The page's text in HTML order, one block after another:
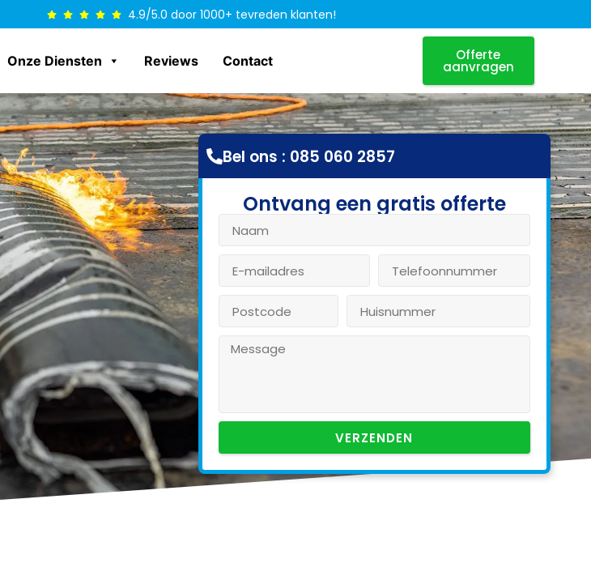
4.9/5.0 door 1000+ tevreden klanten!
Onze Diensten Reviews Contact Offerte
aanvragen
Bel ons : 085 060 2857
Ontvang een gratis offerte
VERZENDEN